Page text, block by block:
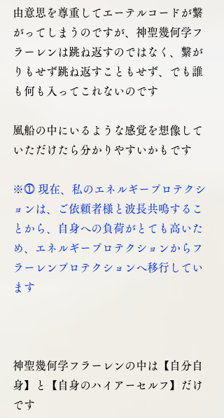
由意思を尊重してエーテルコードが繋
がってしまうのですが、神聖幾何学フ
ラーレンは跳ね返すのではなく、繋が
りもせず跳ね返すこともせず、でも誰
も何も入ってこれないのです
風船の中にいるような感覚を想像して
いただけたら分かりやすいかもです
※⓵ 現在、私のエネルギープロテクシ
ョンは、ご依頼者様と波長共鳴するこ
とから、自身への負荷がとても高いた
め、エネルギープロテクションからフ
ラーレンプロテクションへ移行してい
ます
神聖幾何学フラーレンの中は【自分自
身】と【自身のハイアーセルフ】だけ
です